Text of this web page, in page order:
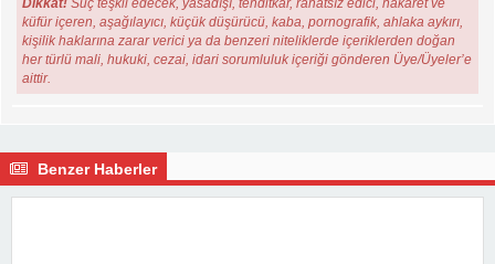
küfür içeren, aşağılayıcı, küçük düşürücü, kaba, pornografik, ahlaka aykırı,
kişilik haklarına zarar verici ya da benzeri niteliklerde içeriklerden doğan
her türlü mali, hukuki, cezai, idari sorumluluk içeriği gönderen Üye/Üyeler’e
aittir.
Benzer Haberler